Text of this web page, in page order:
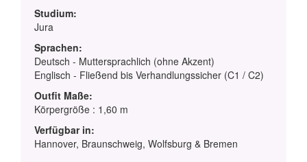
Studium:
Jura
Sprachen:
Deutsch - Muttersprachlich (ohne Akzent)
Englisch - Fließend bis Verhandlungssicher (C1 / C2)
Outfit Maße:
Körpergröße : 1,60 m
Verfügbar in:
Hannover, Braunschweig, Wolfsburg & Bremen